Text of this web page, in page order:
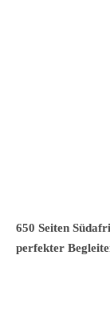
650 Seiten
perfekter